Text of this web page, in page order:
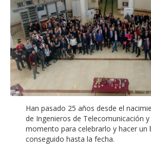
Han pasado 25 años desde el
de Ingenieros de Telecomunicación
momento para celebrarlo y hacer un
conseguido hasta la fecha.